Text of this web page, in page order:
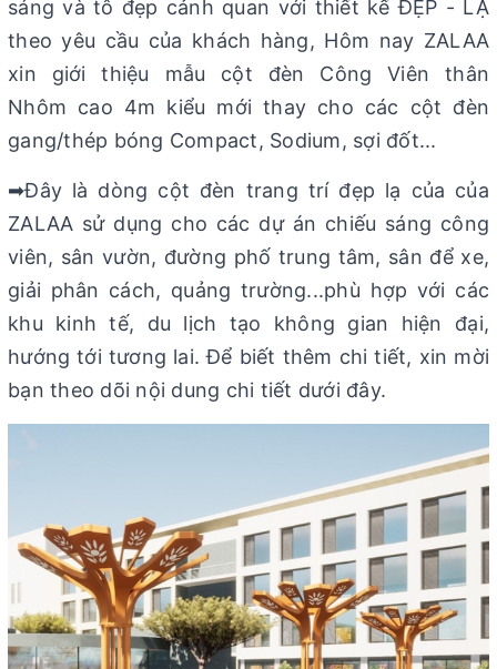
sáng và tô đẹp cảnh quan với thiết kế ĐẸP - LẠ
theo yêu cầu của khách hàng, Hôm nay ZALAA
xin giới thiệu mẫu cột đèn Công Viên thân
Nhôm cao 4m kiểu mới thay cho các cột đèn
gang/thép bóng Compact, Sodium, sợi đốt...
➡Đây là dòng cột đèn trang trí đẹp lạ của của
ZALAA sử dụng cho các dự án chiếu sáng công
viên, sân vườn, đường phố trung tâm, sân để xe,
giải phân cách, quảng trường...phù hợp với các
khu kinh tế, du lịch tạo không gian hiện đại,
hướng tới tương lai. Để biết thêm chi tiết, xin mời
bạn theo dõi nội dung chi tiết dưới đây.